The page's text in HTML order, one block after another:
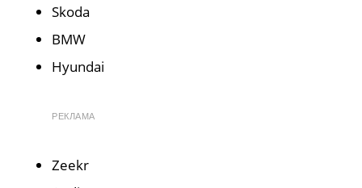
Skoda
BMW
Hyundai
РЕКЛАМА
Zeekr